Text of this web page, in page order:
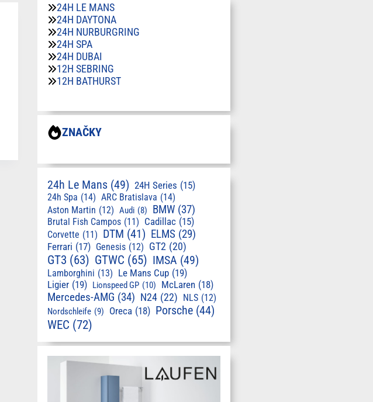
24H LE MANS
24H DAYTONA
24H NURBURGRING
24H SPA
24H DUBAI
12H SEBRING
12H BATHURST
ZNAČKY
24h Le Mans (49) 24H Series (15)
24h Spa (14) ARC Bratislava (14)
Aston Martin (12) Audi (8) BMW (37)
Brutal Fish Campos (11) Cadillac (15)
Corvette (11) DTM (41) ELMS (29)
Ferrari (17) Genesis (12) GT2 (20)
GT3 (63) GTWC (65) IMSA (49)
Lamborghini (13) Le Mans Cup (19)
Ligier (19) Lionspeed GP (10) McLaren (18)
Mercedes-AMG (34) N24 (22) NLS (12)
Nordschleife (9) Oreca (18) Porsche (44)
WEC (72)